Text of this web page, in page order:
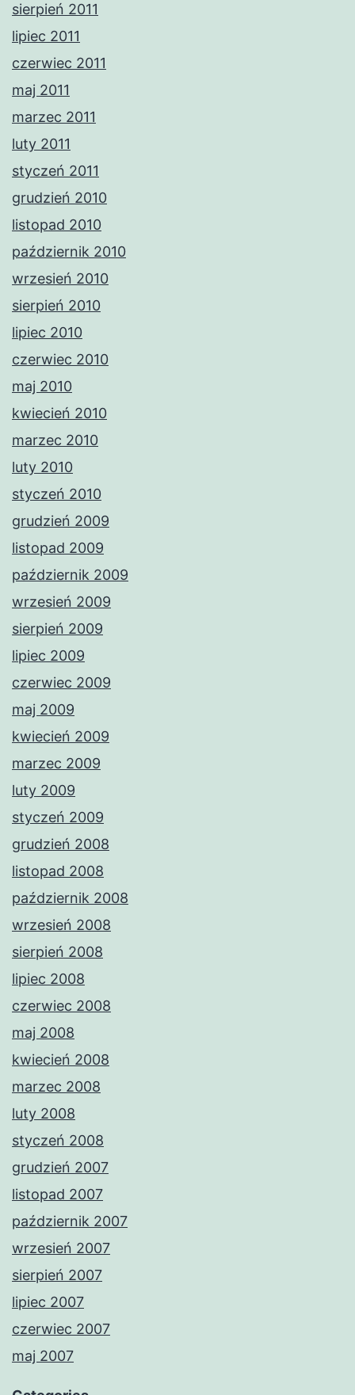
sierpień 2011
lipiec 2011
czerwiec 2011
maj 2011
marzec 2011
luty 2011
styczeń 2011
grudzień 2010
listopad 2010
październik 2010
wrzesień 2010
sierpień 2010
lipiec 2010
czerwiec 2010
maj 2010
kwiecień 2010
marzec 2010
luty 2010
styczeń 2010
grudzień 2009
listopad 2009
październik 2009
wrzesień 2009
sierpień 2009
lipiec 2009
czerwiec 2009
maj 2009
kwiecień 2009
marzec 2009
luty 2009
styczeń 2009
grudzień 2008
listopad 2008
październik 2008
wrzesień 2008
sierpień 2008
lipiec 2008
czerwiec 2008
maj 2008
kwiecień 2008
marzec 2008
luty 2008
styczeń 2008
grudzień 2007
listopad 2007
październik 2007
wrzesień 2007
sierpień 2007
lipiec 2007
czerwiec 2007
maj 2007